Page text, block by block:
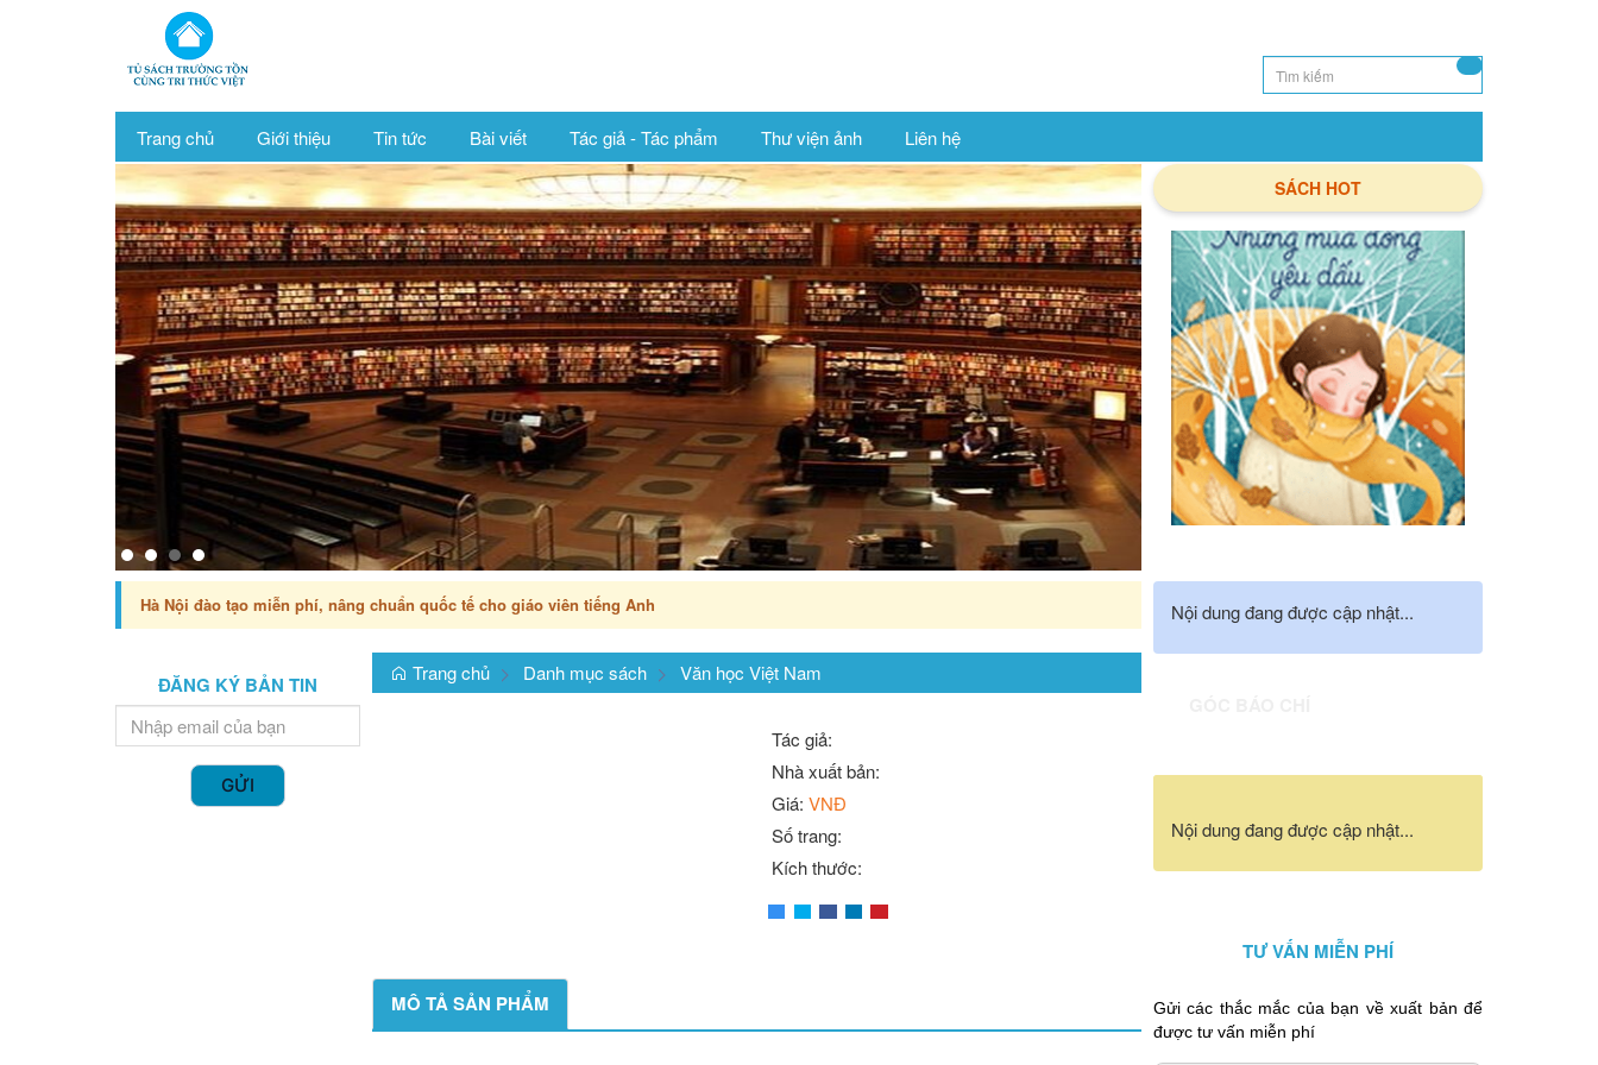
Trang chủ Giới thiệu Tin tức Bài viết Tác giả - Tác phẩm Thư viện ảnh Liên hệ
SÁCH HOT
Hà Nội đào tạo miễn phí, nâng chuẩn quốc tế cho giáo viên tiếng Anh Cân nhắc lùi thời gian tựu trường sát ngày khai giảng 5-
Trang chủ Danh mục sách Văn học Việt Nam
Tác giả:
Nhà xuất bản:
Giá:VNĐ
Số trang:
Kích thước:
MÔ TẢ SẢN PHẨM
ĐĂNG KÝ BẢN TIN
GỬI
Nội dung đang được cập nhật...
Nội dung đang được cập nhật...
TƯ VẤN MIỄN PHÍ
Gửi các thắc mắc của bạn về xuất bản để
được tư vấn miễn phí